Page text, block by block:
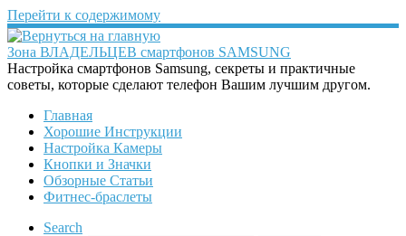
Перейти к содержимому
Зона ВЛАДЕЛЬЦЕВ смартфонов SAMSUNG
Настройка смартфонов Samsung, секреты и практичные
советы, которые сделают телефон Вашим лучшим другом.
Главная
Хорошие Инструкции
Настройка Камеры
Кнопки и Значки
Обзорные Статьи
Фитнес-браслеты
Search